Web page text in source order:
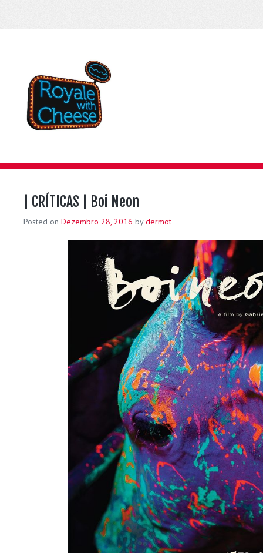
| CRÍTICAS | Boi Neon
Posted on Dezembro 28, 2016 bydermot